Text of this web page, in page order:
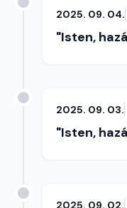
2025. 09. 04.
"Isten,
2025. 09. 03.
"Isten,
2025. 09. 02.